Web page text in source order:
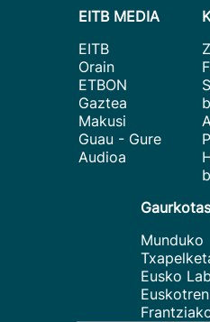
EITB MEDIA
EITB
Orain
ETBON
Gaztea
Makusi
Guau - Gure
Audioa
Munduko
Eusko